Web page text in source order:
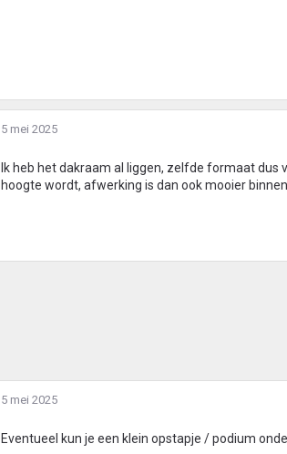
5 mei 2025
Ik heb het dakraam al liggen, zelfde formaat
hoogte wordt, afwerking is dan ook mooier
5 mei 2025
Eventueel kun je een klein opstapje / podium